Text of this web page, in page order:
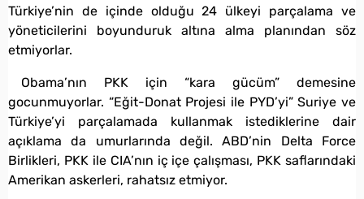
Türkiye’nin de içinde olduğu 24 ülkeyi parçalama ve
yöneticilerini boyunduruk altına alma planından söz
etmiyorlar.
Obama’nın PKK için “kara gücüm” demesine
gocunmuyorlar. “Eğit-Donat Projesi ile PYD’yi” Suriye ve
Türkiye’yi parçalamada kullanmak istediklerine dair
açıklama da umurlarında değil. ABD’nin Delta Force
Birlikleri, PKK ile CIA’nın iç içe çalışması, PKK saflarındaki
Amerikan askerleri, rahatsız etmiyor.